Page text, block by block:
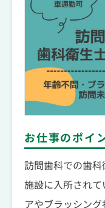
お仕事のポイ
訪問歯科での歯
施設に入所され
アやブラッシン